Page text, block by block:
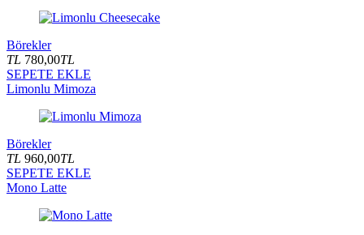
Börekler
TL 780,00TL
SEPETE EKLE
Limonlu Mimoza
Börekler
TL 960,00TL
SEPETE EKLE
Mono Latte